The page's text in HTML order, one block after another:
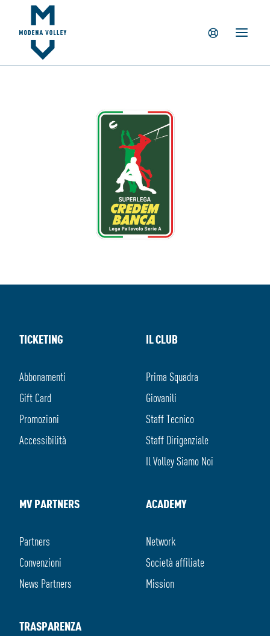
IL CLUB
NEWS
TICKETING
TICKETING
Abbonamenti
Gift Card
Promozioni
Accessibilità
IL CLUB
Prima Squadra
Giovanili
Staff Tecnico
Staff Dirigenziale
Il Volley Siamo Noi
MV PARTNERS
Partners
Convenzioni
News Partners
ACADEMY
Network
Società affiliate
Mission
TRASPARENZA